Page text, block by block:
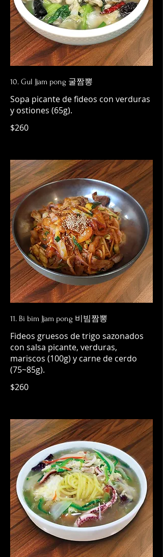
10. Gul Jjam pong 굴짬뽕
Sopa picante de fideos con verduras
y ostiones (65g).
$260
11. Bi bim Jjam pong 비빔짬뽕
Fideos gruesos de trigo sazonados
con salsa picante, verduras,
mariscos (100g) y carne de cerdo
(75~85g).
$260